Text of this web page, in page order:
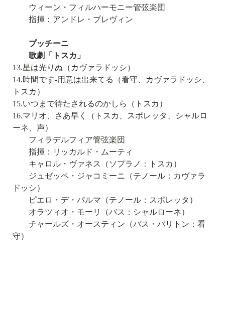
ウィーン・フィルハーモニー管弦楽団
指揮：アンドレ・プレヴィン
プッチーニ
歌劇「トスカ」
13.星は光りぬ（カヴァラドッシ）
14.時間です-用意は出来てる（看守、カヴァラドッシ、
トスカ）
15.いつまで待たされるのかしら（トスカ）
16.マリオ、さあ早く（トスカ、スポレッタ、シャルロ
ーネ、声）
フィラデルフィア管弦楽団
指揮：リッカルド・ムーティ
キャロル・ヴァネス（ソプラノ：トスカ）
ジュゼッペ・ジャコミーニ（テノール：カヴァラ
ドッシ）
ピエロ・デ・パルマ（テノール：スポレッタ）
オラツィオ・モーリ（バス：シャルローネ）
チャールズ・オースティン（バス・バリトン：看
守）